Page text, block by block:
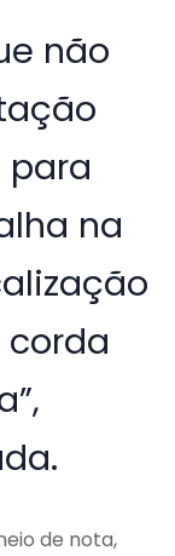
não
para
na
de nota,